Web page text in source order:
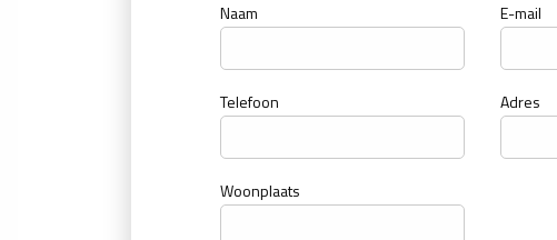
Naam E-mail
Telefoon Adres
Woonplaats